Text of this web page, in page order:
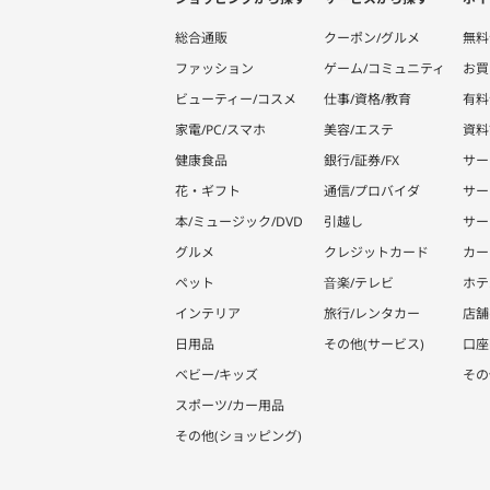
総合通販
ファッション
ビューティー/コスメ
家電/PC/スマホ
健康食品
花・ギフト
本/ミュージック/DVD
グルメ
ペット
インテリア
日用品
ベビー/キッズ
スポーツ/カー用品
その他(ショッピング)
クーポン/グルメ
ゲーム/コミュニティ
仕事/資格/教育
美容/エステ
銀行/証券/FX
通信/プロバイダ
引越し
クレジットカード
音楽/テレビ
旅行/レンタカー
その他(サービス)
無
お
有
資
サ
サ
サ
カ
ホ
店
口
そ